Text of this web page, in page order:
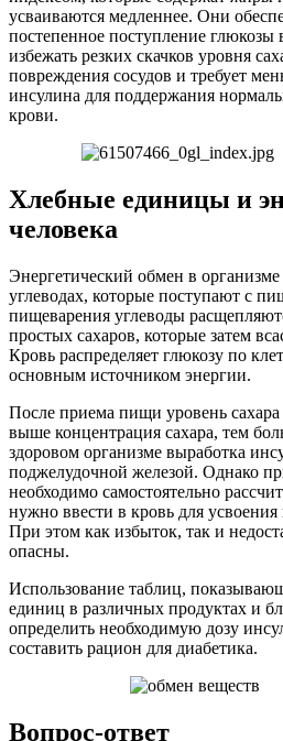
усваиваются медленнее. Они
постепенное поступление глюкозы
избежать резких скачков уровня
повреждения сосудов и требует
инсулина для поддержания
крови.
Хлебные единицы и
человека
Энергетический обмен в организме
углеводах, которые поступают с
пищеварения углеводы
простых сахаров, которые затем
Кровь распределяет глюкозу по
основным источником энергии.
После приема пищи уровень
выше концентрация сахара, тем
здоровом организме выработка
поджелудочной железой. Однако
необходимо самостоятельно
нужно ввести в кровь для
При этом как избыток, так и
опасны.
Использование таблиц,
единиц в различных продуктах и
определить необходимую дозу
составить рацион для диабетика.
Вопрос-ответ